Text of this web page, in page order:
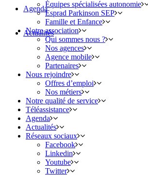
Agenda
Actualités
Équipes spécialisées autonomie
Esprad Parkinson SEP
Famille et Enfance
Notre association
Qui sommes nous ?
Nos agences
Agence mobile
Partenaires
Nous rejoindre
Offres d’emploi
Nos métiers
Notre qualité de service
Téléassistance
Agenda
Actualités
Réseaux sociaux
Facebook
Linkedin
Youtube
Twitter